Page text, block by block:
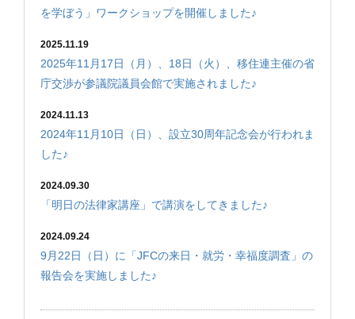
を学ぼう」ワークショップを開催しました♪
2025.11.19
2025年11月17日（月）、18日（火）、移住連主催の省
庁交渉が参議院議員会館で実施されました♪
2024.11.13
2024年11月10日（日）、設立30周年記念会が行われま
した♪
2024.09.30
「明日の法律家講座」で講演をしてきました♪
2024.09.24
9月22日（日）に「JFCの来日・就労・幸福度調査」の
報告会を実施しました♪